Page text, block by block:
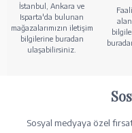
İstanbul, Ankara ve
Isparta'da bulunan
mağazalarımızın iletişim
bilgilerine buradan
ulaşabilirsiniz.
Sosyal medyaya özel